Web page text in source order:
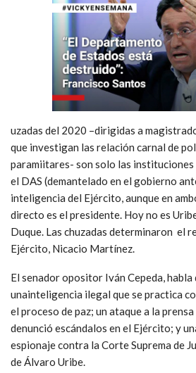
uzadas del 2020 –dirigidas a
que investigan las relación carnal de
paramiitares- son solo las instituciones
el DAS (demantelado en el gobierno
inteligencia del Ejército, aunque en
directo es el presidente. Hoy no es
Duque. Las chuzadas determinaron el
Ejército, Nicacio Martínez.
El senador opositor Iván Cepeda,
unainteligencia ilegal que se practica
el proceso de paz; un ataque a la
denunció escándalos en el Ejército; y
espionaje contra la Corte Suprema de
de Álvaro Uribe.